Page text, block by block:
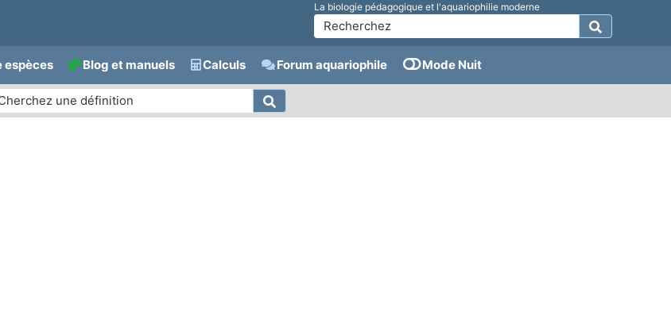
La biologie pédagogique et l'aquariophilie moderne
espèces Blog et manuels Calculs Forum aquariophile Mode Nuit